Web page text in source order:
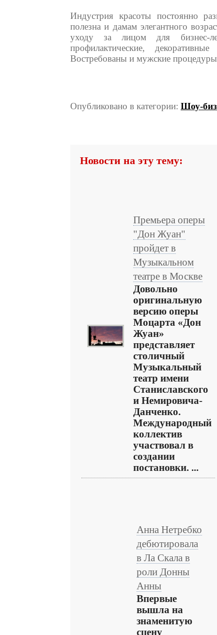
Индустрия красоты постоянно
полезна и дамам элегантного
уходу за лицом для бизнес-
профилактические,
Востребованы и мужские
Опубликовано в категории: Шоу-
Новости на эту тему:
Премьера оперы
"Дон Жуан"
пройдет в
Музыкальном
театре в Москве
Довольно
оригинальную
версию оперы
Моцарта «Дон
Жуан»
представляет
столичный
Музыкальный
театр имени
Станиславского
и Немировича-
Данченко.
Международный
коллектив
участвовал в
создании
постановки. ...
Анна Нетребко
дебютировала
в Ла Скала в
роли Донны
Анны
Впервые
вышла на
знаменитую
сцену